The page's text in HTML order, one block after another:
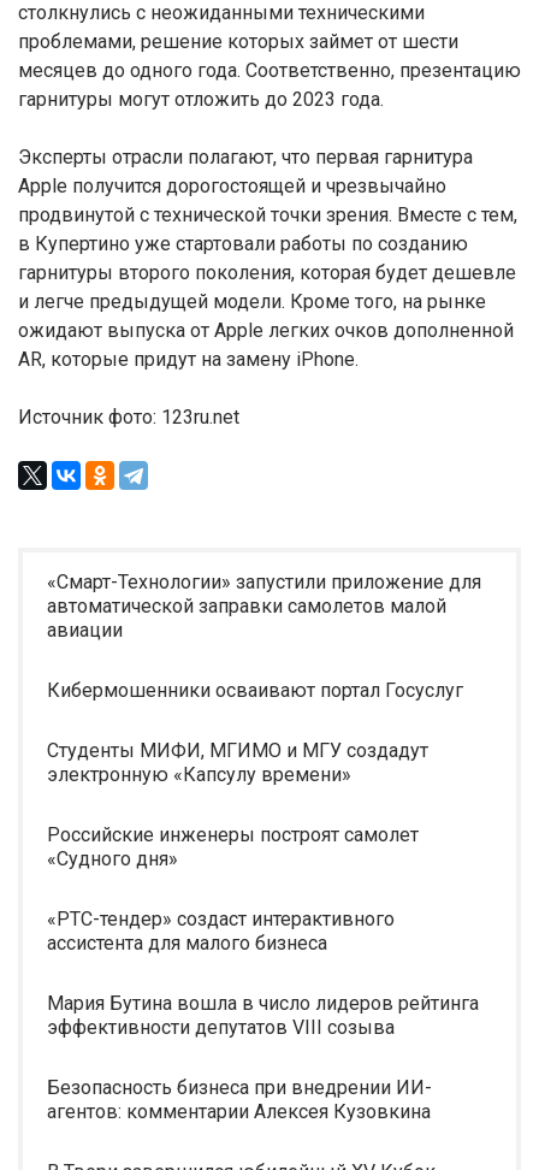
столкнулись с неожиданными техническими
проблемами, решение которых займет от шести
месяцев до одного года. Соответственно, презентацию
гарнитуры могут отложить до 2023 года.
Эксперты отрасли полагают, что первая гарнитура
Apple получится дорогостоящей и чрезвычайно
продвинутой с технической точки зрения. Вместе с тем,
в Купертино уже стартовали работы по созданию
гарнитуры второго поколения, которая будет дешевле
и легче предыдущей модели. Кроме того, на рынке
ожидают выпуска от Apple легких очков дополненной
AR, которые придут на замену iPhone.
Источник фото: 123ru.net
«Смарт-Технологии» запустили приложение для
автоматической заправки самолетов малой
авиации
Кибермошенники осваивают портал Госуслуг
Студенты МИФИ, МГИМО и МГУ создадут
электронную «Капсулу времени»
Российские инженеры построят самолет
«Судного дня»
«РТС-тендер» создаст интерактивного
ассистента для малого бизнеса
Мария Бутина вошла в число лидеров рейтинга
эффективности депутатов VIII созыва
Безопасность бизнеса при внедрении ИИ-
агентов: комментарии Алексея Кузовкина